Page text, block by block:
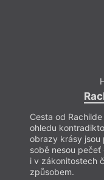
Cesta od
ohledu
obrazy krásy jsou
sobě nesou pečeť
i v zákonitostech
způsobem.